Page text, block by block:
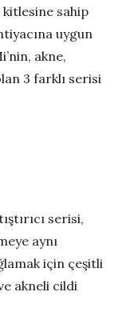
sahip
uygun
akne,
3 farklı serisi
serisi,
aynı
için çeşitli
akneli cildi